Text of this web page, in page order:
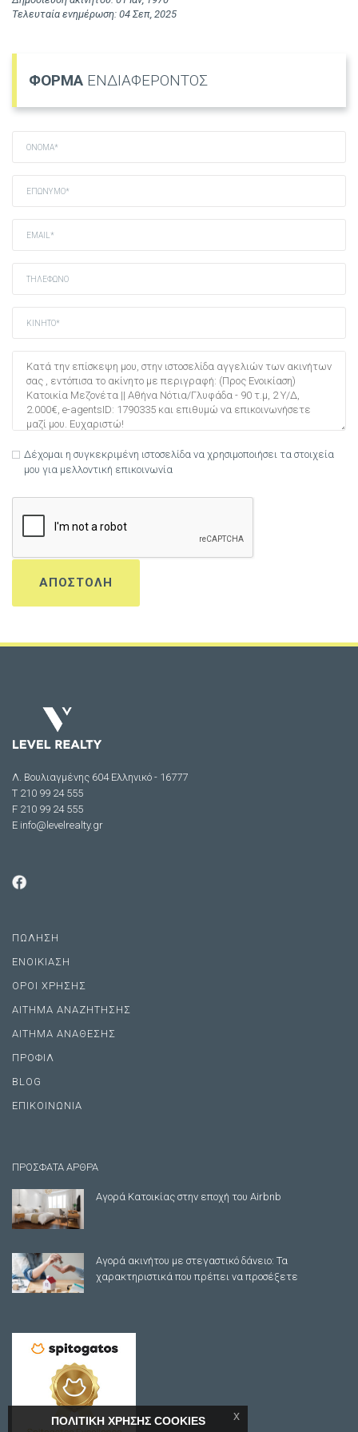
Τελευταία ενημέρωση: 04 Σεπ, 2025
ΦΟΡΜΑ ΕΝΔΙΑΦΕΡΟΝΤΟΣ
Δέχομαι η συγκεκριμένη ιστοσελίδα να χρησιμοποιήσει τα στοιχεία
μου για μελλοντική επικοινωνία
Λ. Βουλιαγμένης 604 Ελληνικό - 16777
Τ 210 99 24 555
F 210 99 24 555
E info@levelrealty.gr
ΠΩΛΗΣΗ
ΕΝΟΙΚΙΑΣΗ
ΟΡΟΙ ΧΡΗΣΗΣ
ΑΙΤΗΜΑ ΑΝΑΖΗΤΗΣΗΣ
ΑΙΤΗΜΑ ΑΝΑΘΕΣΗΣ
ΠΡΟΦΙΛ
BLOG
ΕΠΙΚΟΙΝΩΝΙΑ
ΠΡΟΣΦΑΤΑ ΑΡΘΡΑ
Αγορά Κατοικίας στην εποχή του Airbnb
Αγορά ακινήτου με στεγαστικό δάνειο: Τα
χαρακτηριστικά που πρέπει να προσέξετε
ΠΟΛΙΤΙΚΗ ΧΡΗΣΗΣ COOKIES x